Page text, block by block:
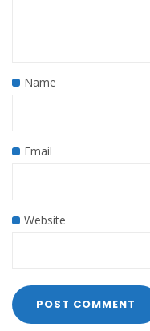
Name
Email
Website